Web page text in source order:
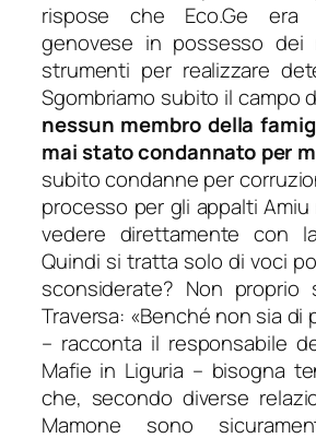
rispose che Eco.Ge era
genovese in possesso dei
strumenti per realizzare
Sgombriamo subito il campo
nessun membro della
mai stato condannato per
subito condanne per
processo per gli appalti Amiu
vedere direttamente con
Quindi si tratta solo di voci
sconsiderate? Non proprio
Traversa: «Benché non sia di
– racconta il responsabile
Mafie in Liguria – bisogna
che, secondo diverse
Mamone sono